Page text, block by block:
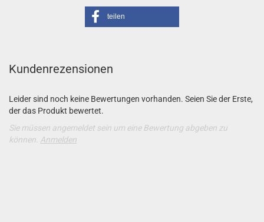
teilen
Kundenrezensionen
Leider sind noch keine Bewertungen vorhanden. Seien Sie der Erste,
der das Produkt bewertet.
Sie müssen angemeldet sein um eine Bewertung abgeben zu
können. Anmelden